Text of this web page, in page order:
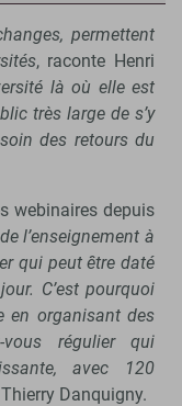
permettent
, raconte Henri
là où elle est
très large de s’y
des retours du
webinaires depuis
l’enseignement à
qui peut être daté
C’est pourquoi
en organisant des
vous régulier qui
avec 120
Danquigny.